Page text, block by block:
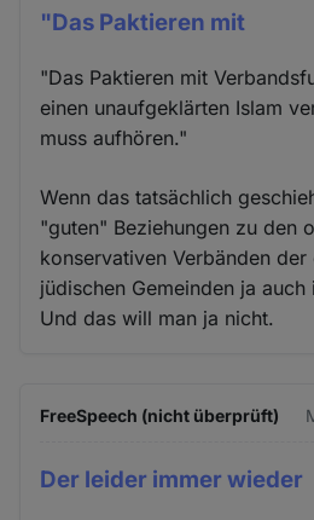
"Das Paktieren mit
"Das Paktieren mit
einen unaufgeklärten Islam
muss aufhören."
Wenn das tatsächlich
"guten" Beziehungen zu den
konservativen Verbänden
jüdischen Gemeinden ja auch
Und das will man ja nicht.
FreeSpeech (nicht überprüft)
Der leider immer wieder